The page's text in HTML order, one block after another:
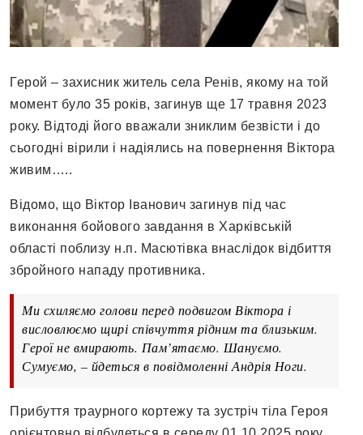
Герой – захисник житель села Ренів, якому на той
момент було 35 років, загинув ще 17 травня 2023
року. Відтоді його вважали зниклим безвісти і до
сьогодні вірили і надіялись на повернення Віктора
живим…..
Відомо, що Віктор Іванович загинув під час
виконання бойового завдання в Харківській
області поблизу н.п. Масютівка внаслідок відбиття
збройного нападу противника.
Ми схиляємо голови перед подвигом Віктора і
висловлюємо щирі співчуття рідним та близьким.
Герої не вмирають. Пам’ятаємо. Шануємо.
Сумуємо, – йдеться в повідмоленні Андрія Ноги.
Прибуття траурного кортежу та зустріч тіла Героя